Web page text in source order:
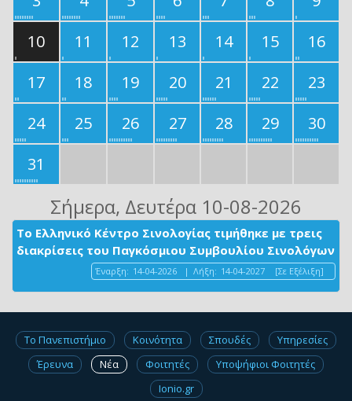
10
11 12 13 14 15
16
17
18 19 20 21 22
23
24
25 26 27 28 29
30
31
Σήμερα, Δευτέρα 10-08-2026
Το Ελληνικό Κέντρο Σινολογίας τιμήθηκε με τρεις
διακρίσεις του Παγκόσμιου Συμβουλίου Σινολόγων
Έναρξη: 14-04-2026 | Λήξη: 14-04-2027 [Σε Εξέλιξη]
Το Πανεπιστήμιο Κοινότητα Σπουδές
Υπηρεσίες
Έρευνα
Νέα Φοιτητές
Υποψήφιοι Φοιτητές
Ionio.gr